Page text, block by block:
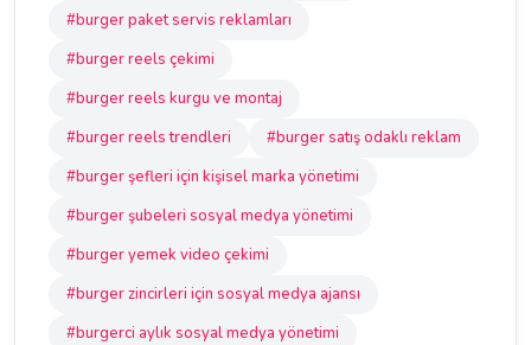
#burger paket servis reklamları
#burger reels çekimi
#burger reels kurgu ve montaj
#burger reels trendleri
#burger satış odaklı reklam
#burger şefleri için kişisel marka yönetimi
#burger şubeleri sosyal medya yönetimi
#burger yemek video çekimi
#burger zincirleri için sosyal medya ajansı
#burgerci aylık sosyal medya yönetimi